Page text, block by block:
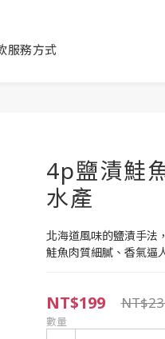
服務方式
4p鹽漬鮭
水產
北海道風味的鹽漬手法
鮭魚肉質細膩、香氣逼
NT$199
數量